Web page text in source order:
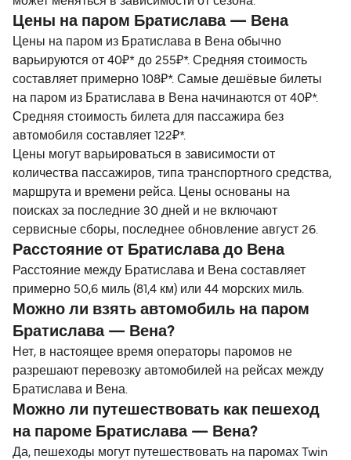
Цены на паром Братислава — Вена
Цены на паром из Братислава в Вена обычно
варьируются от 40₽* до 255₽*. Средняя стоимость
составляет примерно 108₽*. Самые дешёвые билеты
на паром из Братислава в Вена начинаются от 40₽*.
Средняя стоимость билета для пассажира без
автомобиля составляет 122₽*.
Цены могут варьироваться в зависимости от
количества пассажиров, типа транспортного средства,
маршрута и времени рейса. Цены основаны на
поисках за последние 30 дней и не включают
сервисные сборы, последнее обновление август 26.
Расстояние от Братислава до Вена
Расстояние между Братислава и Вена составляет
примерно 50,6 миль (81,4 км) или 44 морских миль.
Можно ли взять автомобиль на паром
Братислава — Вена?
Нет, в настоящее время операторы паромов не
разрешают перевозку автомобилей на рейсах между
Братислава и Вена.
Можно ли путешествовать как пешеход
на пароме Братислава — Вена?
Да, пешеходы могут путешествовать на паромах Twin